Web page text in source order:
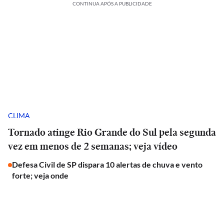
CONTINUA APÓS A PUBLICIDADE
CLIMA
Tornado atinge Rio Grande do Sul pela segunda
vez em menos de 2 semanas; veja vídeo
Defesa Civil de SP dispara 10 alertas de chuva e vento
forte; veja onde